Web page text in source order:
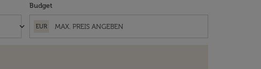
keyboard_arrow_down
Budget
EUR